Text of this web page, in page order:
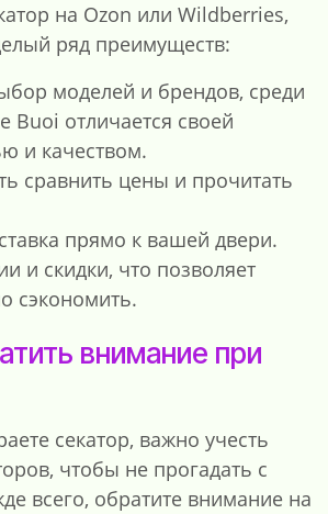
на Ozon или Wildberries,
ряд преимуществ:
моделей и брендов, среди
Buoi отличается своей
и качеством.
сравнить цены и прочитать
прямо к вашей двери.
и скидки, что позволяет
сэкономить.
внимание при
секатор, важно учесть
чтобы не прогадать с
всего, обратите внимание на